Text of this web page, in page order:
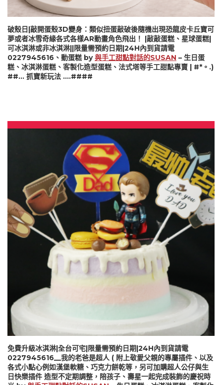
破殼日|敲開蛋殼3D變身：類似扭蛋敲破後隨機出現恐龍皮卡丘寶可
夢或者冰雪奇緣各式各樣AR動畫角色飛出！ |敲敲蛋糕、星球蛋糕|
可冰淇淋或非冰淇淋||限量需預約日期|24H內到貨請電
0227945616、動蛋糕 by與手工甜點對話的SUSAN – 生日蛋
糕、冰淇淋蛋糕、客製化造型蛋糕、法式塔等手工甜點專賣 | #*。.)
##… 抓寶新玩法 ….####
免費升級冰淇淋|全台可宅|限量需預約日期|24H內到貨請電
0227945616__我的老爸是超人 ( 附上敬愛父親的專屬插件、以及
各式小點心例如漢堡軟糖、巧克力餅乾等，另可加購超人公仔與生
日快樂插件 造型不定期調整，陪孩子、壽星一起完成裝飾的慶祝時